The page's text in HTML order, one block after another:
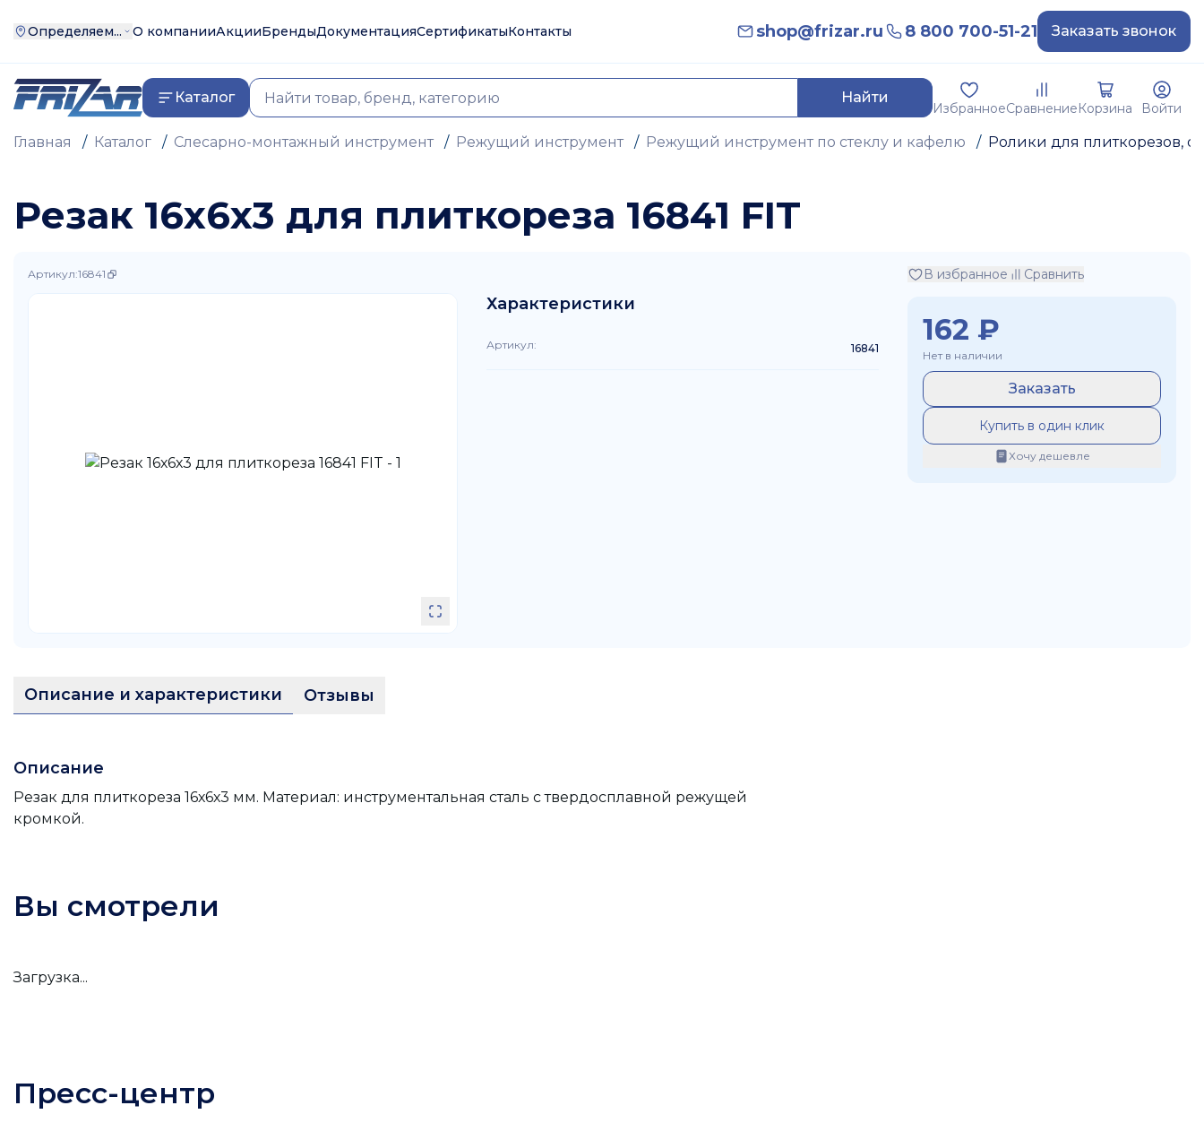
Определяем... О компанииАкцииБрендыДокументацияСертификатыКонтакты shop@frizar.ru 8 800 700-51-21 Заказать звонок
Каталог Найти
ИзбранноеСравнение Корзина Войти
Главная / Каталог / Слесарно-монтажный инструмент / Режущий инструмент / Режущий инструмент по стеклу и кафелю / Ролики для плиткорезов,
Резак 16х6х3 для плиткореза 16841 FIT
Артикул:16841
Характеристики
Артикул: 16841
В избранное Сравнить
162 ₽
Нет в наличии
Заказать
Купить в один клик
Хочу дешевле
Описание и характеристики Отзывы
Описание
Резак для плиткореза 16х6х3 мм. Материал: инструментальная сталь с твердосплавной режущей
кромкой.
Вы смотрели
Загрузка...
Пресс-центр